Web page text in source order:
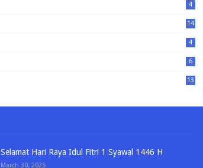
4
14
4
6
13
Selamat Hari Raya Idul Fitri 1 Syawal 1446 H
March 30, 2025